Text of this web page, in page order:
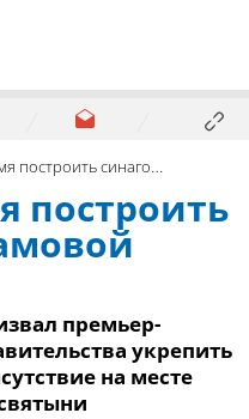
синагогу на Храмовой горе!»
построить
премьер-
укрепить
на месте